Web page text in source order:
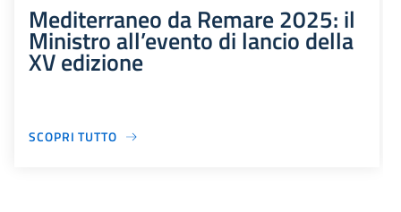
Mediterraneo da Remare 2025: il
Ministro all’evento di lancio della
XV edizione
SCOPRI TUTTO